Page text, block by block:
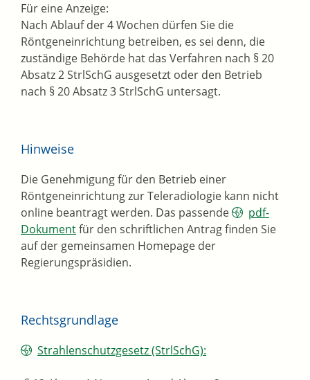
Für eine Anzeige:
Nach Ablauf der 4 Wochen dürfen Sie die
Röntgeneinrichtung betreiben, es sei denn, die
zuständige Behörde hat das Verfahren nach § 20
Absatz 2 StrlSchG ausgesetzt oder den Betrieb
nach § 20 Absatz 3 StrlSchG untersagt.
Hinweise
Die Genehmigung für den Betrieb einer
Röntgeneinrichtung zur Teleradiologie kann nicht
online beantragt werden. Das passende
pdf-
Dokumentfür den schriftlichen Antrag finden Sie
auf der gemeinsamen Homepage der
Regierungspräsidien.
Rechtsgrundlage
Strahlenschutzgesetz (StrlSchG):